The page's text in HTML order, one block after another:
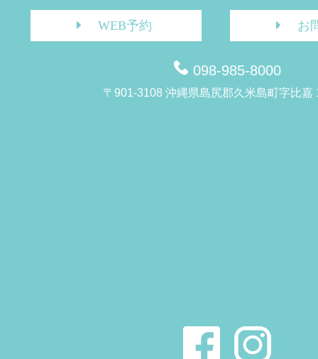
WEB予約 お
098-985-8000
〒901-3108 沖縄県島尻郡久米島町字比嘉